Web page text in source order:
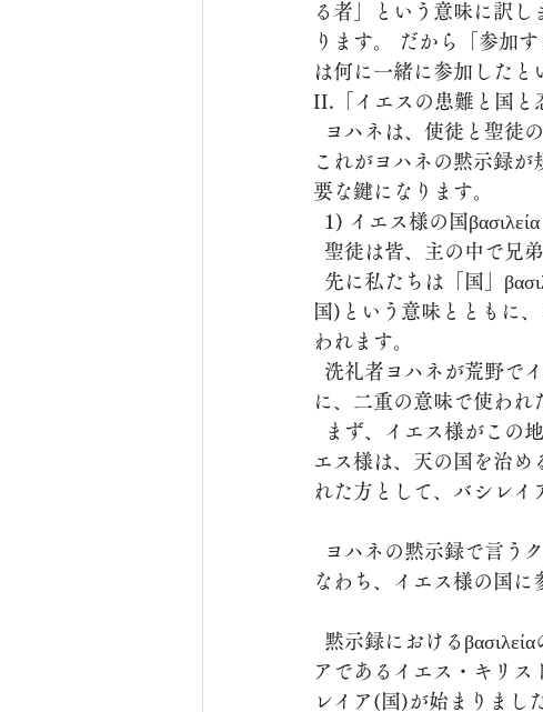
る者」という意味に訳
ります。 だから「参加
は何に一緒に参加したと
II.「イエスの患難と国と
これがヨハネの黙示録
要な鍵になります。
  1) イエス様の国βασιλεία
聖徒は皆、主の中で兄
国)という意味とともに
われます。
に、二重の意味で使われ
エス様は、天の国を治
れた方として、バシレイ
なわち、イエス様の国に
アであるイエス・キリ
レイア(国)が始まりまし